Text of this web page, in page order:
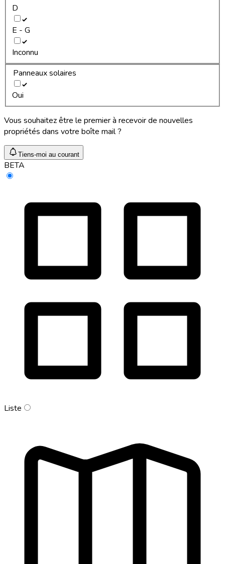
D
E - G
Inconnu
Panneaux solaires
Oui
Vous souhaitez être le premier à recevoir de nouvelles
propriétés dans votre boîte mail ?
Tiens-moi au courant
BETA
Liste